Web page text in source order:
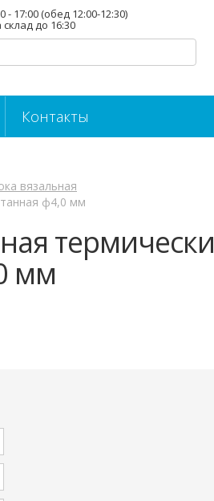
- 17:00 (обед 12:00-12:30)
до 16:30
Контакты
вязальная
ф4,0 мм
термически
мм